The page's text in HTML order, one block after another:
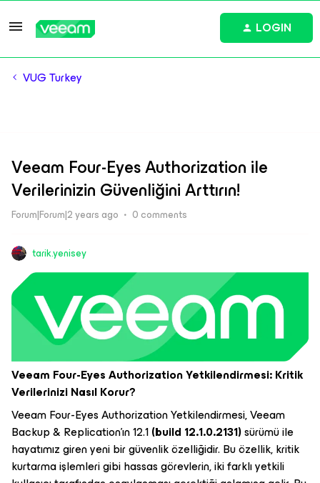
LOGIN
VUG Turkey
Veeam Four-Eyes Authorization ile
Verilerinizin Güvenliğini Arttırın!
Forum|Forum|2 years ago 0 comments
tarik.yenisey
Veeam Four-Eyes Authorization Yetkilendirmesi: Kritik
Verilerinizi Nasıl Korur?
Veeam Four-Eyes Authorization Yetkilendirmesi, Veeam
Backup & Replication’ın 12.1(build 12.1.0.2131)sürümü ile
hayatımız giren yeni bir güvenlik özelliğidir. Bu özellik, kritik
kurtarma işlemleri gibi hassas görevlerin, iki farklı yetkili